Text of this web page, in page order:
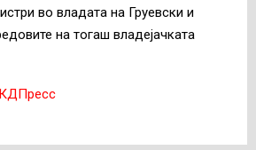
во владата на Груевски и
на тогаш владејачката